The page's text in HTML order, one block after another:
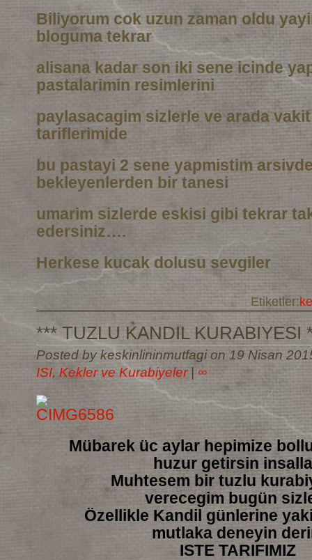
Biliyorum cok uzun zaman oldu
bloguma tekrar
alisana kadar son iki sene icinde
pastalarimin resimlerini
paylasacagim sizlerle ve arada
tariflerimide
bu pastayi 2 sene yapmistim
bekleyenlerden bir tanesi
umarim sizlerde eskisi gibi tekrar
edersiniz….
Herkese kucak dolusu sevgiler
Etiketler:
*** TUZLU KANDIL KURABIYESI
Posted by keskinlininmutfagi on 19 Nisan
ISI, Kekler ve Kurabiyeler ∞
Mübarek üc aylar hepimize
huzur getirsin
Muhtesem bir tuzlu
verecegim bugün
Özellikle Kandil günlerine
mutlaka deneyin
ISTE TARIFIMIZ